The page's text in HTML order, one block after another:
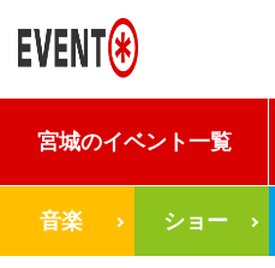
宮城のイベント一覧
音楽 ショー